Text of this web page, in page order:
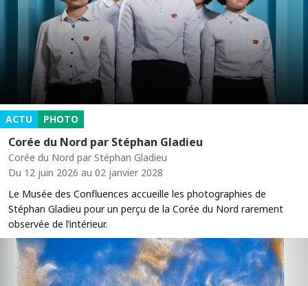
ACTU PHOTO
Corée du Nord par Stéphan Gladieu
Corée du Nord par Stéphan Gladieu
Du 12 juin 2026 au 02 janvier 2028
Le Musée des Confluences accueille les photographies de
Stéphan Gladieu pour un perçu de la Corée du Nord rarement
observée de l’intérieur.